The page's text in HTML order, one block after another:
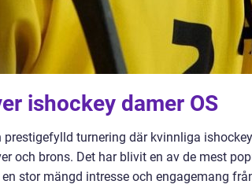
ishockey damer OS
prestigefylld turnering där kvinnliga
och brons. Det har blivit en av de mest
stor mängd intresse och engagemang